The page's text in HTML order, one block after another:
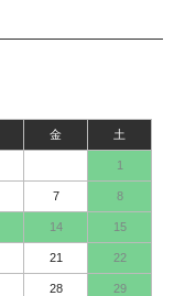
金 土
1
7 8
14 15
21 22
28 29